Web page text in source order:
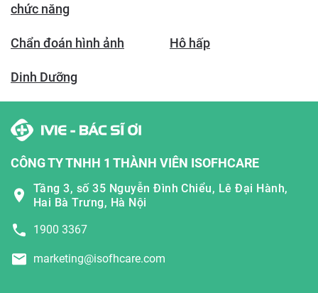
chức năng
Chẩn đoán hình ảnh Hô hấp
Dinh Dưỡng
CÔNG TY TNHH 1 THÀNH VIÊN ISOFHCARE
Tầng 3, số 35 Nguyễn Đình Chiểu, Lê Đại Hành,
Hai Bà Trưng, Hà Nội
1900 3367
marketing@isofhcare.com